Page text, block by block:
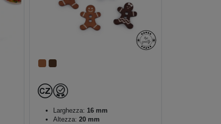
Larghezza: 16 mm
Altezza: 20 mm